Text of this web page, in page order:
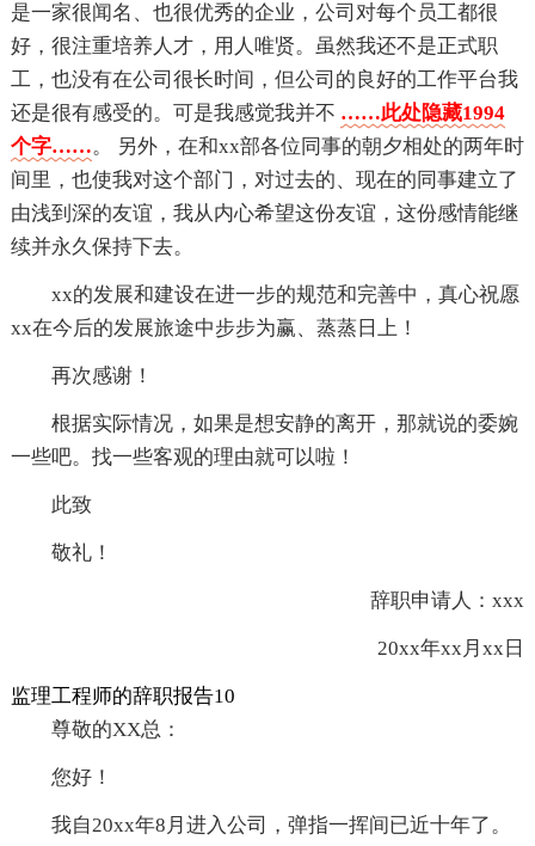
是一家很闻名、也很优秀的企业，公司对每个员工都很
好，很注重培养人才，用人唯贤。虽然我还不是正式职
工，也没有在公司很长时间，但公司的良好的工作平台我
还是很有感受的。可是我感觉我并不 ……此处隐藏1994
个字……。 另外，在和xx部各位同事的朝夕相处的两年时
间里，也使我对这个部门，对过去的、现在的同事建立了
由浅到深的友谊，我从内心希望这份友谊，这份感情能继
续并永久保持下去。
xx的发展和建设在进一步的规范和完善中，真心祝愿
xx在今后的发展旅途中步步为赢、蒸蒸日上！
再次感谢！
根据实际情况，如果是想安静的离开，那就说的委婉
一些吧。找一些客观的理由就可以啦！
此致
敬礼！
辞职申请人：xxx
20xx年xx月xx日
监理工程师的辞职报告10
尊敬的XX总：
您好！
我自20xx年8月进入公司，弹指一挥间已近十年了。